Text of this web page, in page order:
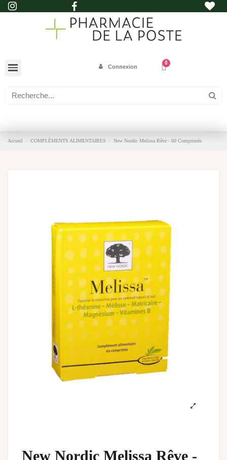
Connexion
Accueil COMPLÉMENTS ALIMENTAIRES New Nordic Melissa Rêve - 60 Comprimés
New Nordic Melissa Rêve -